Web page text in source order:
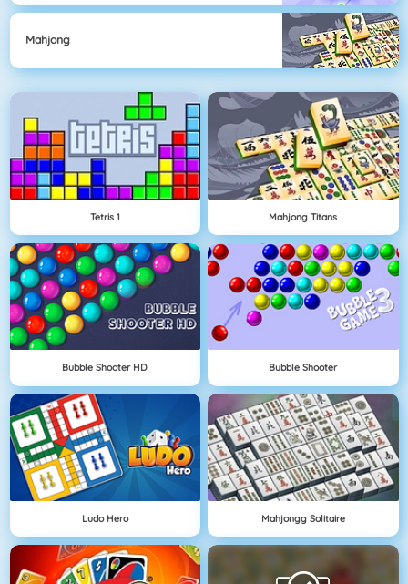
Mahjong
Tetris 1 Mahjong Titans
Bubble Shooter HD Bubble Shooter
Ludo Hero Mahjongg Solitaire